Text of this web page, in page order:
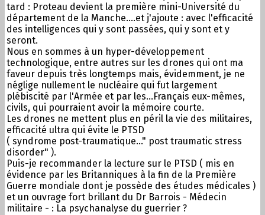
tard : Proteau devient la première mini-Université du
département de la Manche....et j'ajoute : avec l'efficacité
des intelligences qui y sont passées, qui y sont et y
seront.
Nous en sommes à un hyper-développement
technologique, entre autres sur les drones qui ont ma
faveur depuis très longtemps mais, évidemment, je ne
néglige nullement le nucléaire qui fut largement
plébiscité par l'Armée et par les...Français eux-mêmes,
civils, qui pourraient avoir la mémoire courte.
Les drones ne mettent plus en péril la vie des militaires,
efficacité ultra qui évite le PTSD
( syndrome post-traumatique..." post traumatic stress
disorder" ).
Puis-je recommander la lecture sur le PTSD ( mis en
évidence par les Britanniques à la fin de la Première
Guerre mondiale dont je possède des études médicales )
et un ouvrage fort brillant du Dr Barrois - Médecin
militaire - : La psychanalyse du guerrier ?